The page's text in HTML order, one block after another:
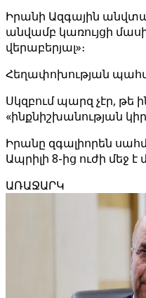
Իրանի Ազգային
անվամբ կառույցի
վերաբերյալ»։
Հեղափոխության
Սկզբում պարզ չէր, թե
«ինքնիշխանության
Իրանը զգալիորեն
Ապրիլի 8-ից ուժի մեջ
ԱՌԱՋԱՐԿ